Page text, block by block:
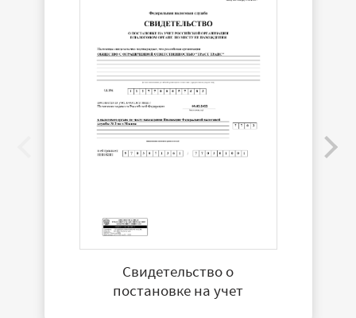
Свидетельство о
постановке на учет